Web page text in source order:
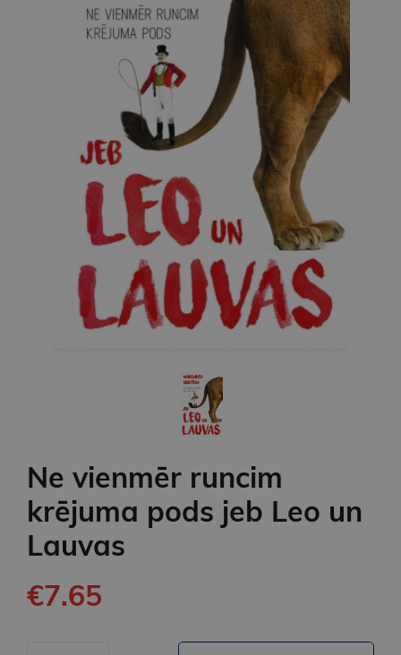
Ne vienmēr runcim
krējuma pods jeb Leo un
Lauvas
€7.65